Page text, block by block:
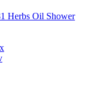
Herbs Oil Shower